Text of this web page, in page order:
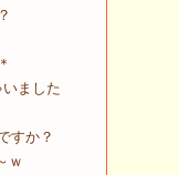
ました
すか？
ｗ